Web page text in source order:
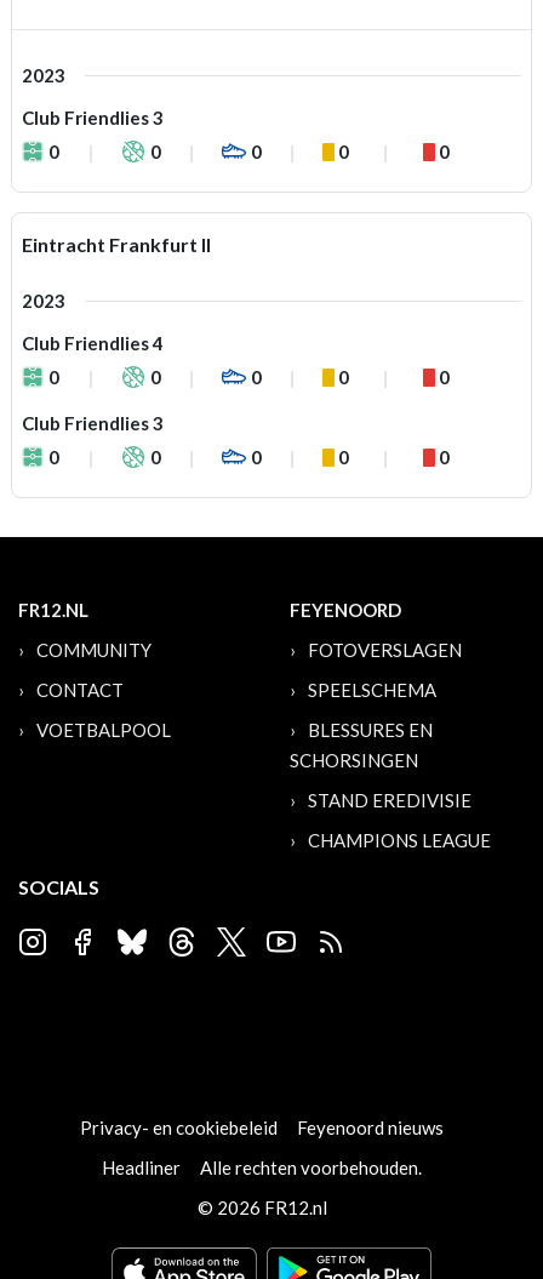
2023
Club Friendlies 3
0
0 0 0 0
Eintracht Frankfurt II
2023
Club Friendlies 4
0
0 0 0 0
Club Friendlies 3
0
0 0 0 0
FR12.NL
COMMUNITY
CONTACT
VOETBALPOOL
FEYENOORD
FOTOVERSLAGEN
SPEELSCHEMA
BLESSURES EN
SCHORSINGEN
STAND EREDIVISIE
CHAMPIONS LEAGUE
SOCIALS
Privacy- en cookiebeleid
Feyenoord nieuws
Headliner
Alle rechten voorbehouden.
© 2026 FR12.nl